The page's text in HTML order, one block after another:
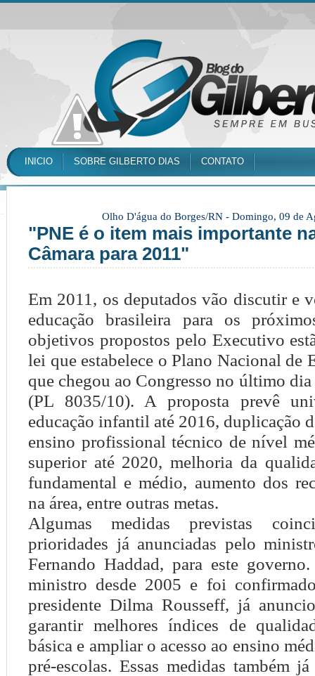
INICIO SOBRE GILBERTO DIAS CONTATO
Olho D'água do Borges/RN - Domingo, 09 de
"PNE é o item mais importante
Câmara para 2011"
Em 2011, os deputados vão discutir e
educação brasileira para os
objetivos propostos pelo Executivo
lei que estabelece o Plano Nacional de
que chegou ao Congresso no último
(PL 8035/10). A proposta prevê
educação infantil até 2016, duplicação
ensino profissional técnico de nível
superior até 2020, melhoria da
fundamental e médio, aumento dos
na área, entre outras metas.
Algumas medidas previstas
prioridades já anunciadas pelo
Fernando Haddad, para este
ministro desde 2005 e foi
presidente Dilma Rousseff, já
garantir melhores índices de
básica e ampliar o acesso ao ensino
pré-escolas. Essas medidas também